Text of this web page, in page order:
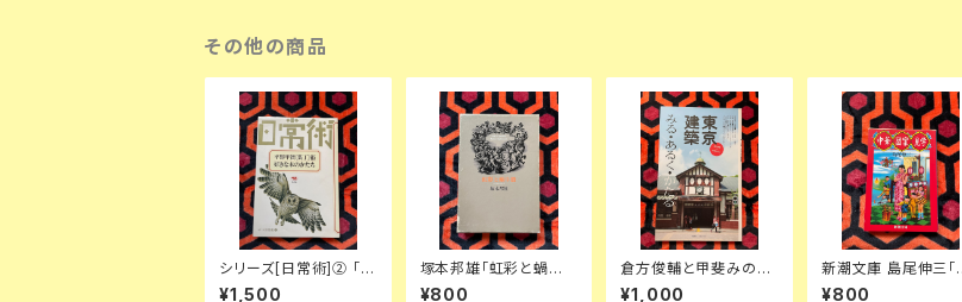
その他の商品
シリーズ[日常術]② 「平
野甲賀[装丁]術・好きな
¥1,500
塚本邦雄「虹彩と蝸牛
殻 イリスとコクレア 映
¥800
倉方俊輔と甲斐みのり
「東京建築 みる・ある
¥1,000
新潮文庫 島尾伸三「
華図案見学」初版 文庫
¥800